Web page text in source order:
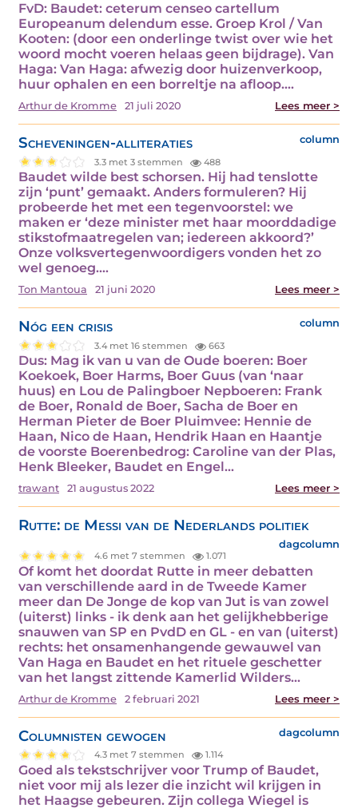
FvD: Baudet: ceterum censeo cartellum
Europeanum delendum esse. Groep Krol / Van
Kooten: (door een onderlinge twist over wie het
woord mocht voeren helaas geen bijdrage). Van
Haga: Van Haga: afwezig door huizenverkoop,
huur ophalen en een borreltje na afloop.…
Arthur de Kromme 21 juli 2020 Lees meer >
Scheveningen-alliteraties column
3.3 met 3 stemmen 488
Baudet wilde best schorsen. Hij had tenslotte
zijn ‘punt’ gemaakt. Anders formuleren? Hij
probeerde het met een tegenvoorstel: we
maken er ‘deze minister met haar moorddadige
stikstofmaatregelen van; iedereen akkoord?’
Onze volksvertegenwoordigers vonden het zo
wel genoeg.…
Ton Mantoua 21 juni 2020 Lees meer >
Nóg een crisis column
3.4 met 16 stemmen 663
Dus: Mag ik van u van de Oude boeren: Boer
Koekoek, Boer Harms, Boer Guus (van ‘naar
huus) en Lou de Palingboer Nepboeren: Frank
de Boer, Ronald de Boer, Sacha de Boer en
Herman Pieter de Boer Pluimvee: Hennie de
Haan, Nico de Haan, Hendrik Haan en Haantje
de voorste Boerenbedrog: Caroline van der Plas,
Henk Bleeker, Baudet en Engel…
trawant 21 augustus 2022 Lees meer >
Rutte: de Messi van de Nederlands politiek
dagcolumn
4.6 met 7 stemmen 1.071
Of komt het doordat Rutte in meer debatten
van verschillende aard in de Tweede Kamer
meer dan De Jonge de kop van Jut is van zowel
(uiterst) links - ik denk aan het gelijkhebberige
snauwen van SP en PvdD en GL - en van (uiterst)
rechts: het onsamenhangende gewauwel van
Van Haga en Baudet en het rituele geschetter
van het langst zittende Kamerlid Wilders…
Arthur de Kromme 2 februari 2021 Lees meer >
Columnisten gewogen dagcolumn
4.3 met 7 stemmen 1.114
Goed als tekstschrijver voor Trump of Baudet,
niet voor mij als lezer die inzicht wil krijgen in
het Haagse gebeuren. Zijn collega Wiegel is